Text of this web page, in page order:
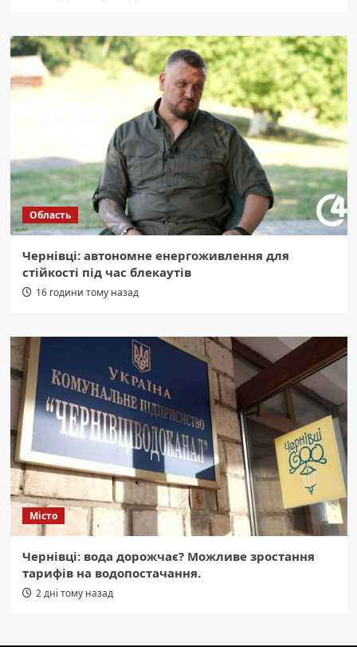
Область
Чернівці: автономне енергоживлення для
стійкості під час блекаутів
16 години тому назад
Місто
Чернівці: вода дорожчає? Можливе зростання
тарифів на водопостачання.
2 дні тому назад